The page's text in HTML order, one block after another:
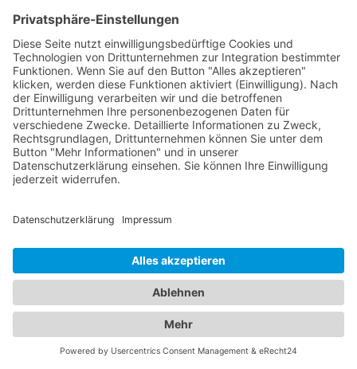
Region sind hochqualifiziert und verfügen über
modernste Technologie, um eine präzise Diagnose
und individuelle Behandlung für Ihre
Augenprobleme zu gewährleisten. EinKinderarzt
Beuren bei Nürtingenhingegen sind darauf
spezialisiert, die Gesundheit und das Wohlbefinden
von Kindern zu betreuen. Sie bieten umfassende
Vorsorgeuntersuchungen, Impfungen, Behandlung
von akuten und chronischen Erkrankungen sowie
Beratung für Eltern in verschiedenen
Beuren bei Nürtingen sind einfühlsam,
in der Betreuung von Kindern aller Altersgruppen.
Unser Branchenportal bietet Ihnen detaillierte
Informationen zu Augenärzten und Kinderärzten in
Ihrer Region. Sie können Profile einsehen,
Qualifikationen, Spezialisierungen, Öffnungszeiten
und Standorte erfahren sowie Bewertungen von